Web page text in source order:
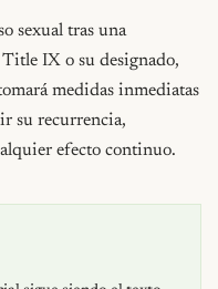
sexual tras una
IX o su designado,
medidas inmediatas
su recurrencia,
efecto continuo.